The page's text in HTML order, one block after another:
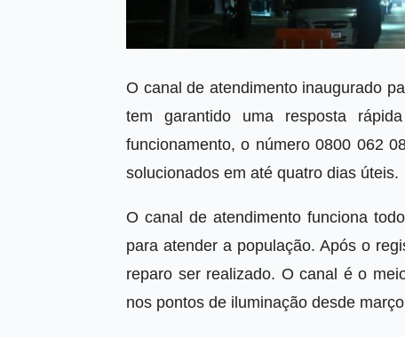
O canal de atendimento inaugurado
tem garantido uma resposta
funcionamento, o número 0800 062
solucionados em até quatro dias úteis.
O canal de atendimento funciona
para atender a população. Após o
reparo ser realizado. O canal é o
nos pontos de iluminação desde